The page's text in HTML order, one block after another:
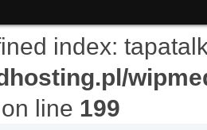
index:
on line 199